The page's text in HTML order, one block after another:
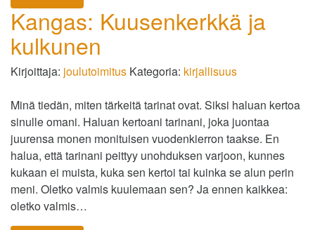
Kangas: Kuusenkerkkä ja
kulkunen
Kirjoittaja: joulutoimitus Kategoria: kirjallisuus
Minä tiedän, miten tärkeitä tarinat ovat. Siksi haluan kertoa
sinulle omani. Haluan kertoani tarinani, joka juontaa
juurensa monen monituisen vuodenkierron taakse. En
halua, että tarinani peittyy unohduksen varjoon, kunnes
kukaan ei muista, kuka sen kertoi tai kuinka se alun perin
meni. Oletko valmis kuulemaan sen? Ja ennen kaikkea:
oletko valmis…